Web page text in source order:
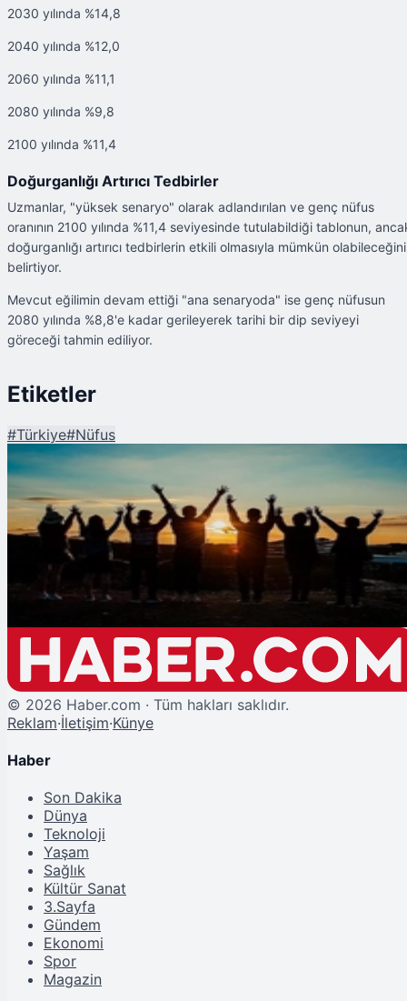
2030 yılında %14,8
2040 yılında %12,0
2060 yılında %11,1
2080 yılında %9,8
2100 yılında %11,4
Doğurganlığı Artırıcı Tedbirler
Uzmanlar, "yüksek senaryo" olarak adlandırılan ve genç nüfus
oranının 2100 yılında %11,4 seviyesinde tutulabildiği tablonun,
doğurganlığı artırıcı tedbirlerin etkili olmasıyla mümkün olabileceğini
belirtiyor.
Mevcut eğilimin devam ettiği "ana senaryoda" ise genç nüfusun
2080 yılında %8,8'e kadar gerileyerek tarihi bir dip seviyeyi
göreceği tahmin ediliyor.
Etiketler
#Türkiye#Nüfus
Şu An Okunan
Türkiye Yaşlanıyor mu? Genç Nüfus Oranında Tarihi Gerileme
© 2026 Haber.com · Tüm hakları saklıdır.
Reklam·İletişim·Künye
Haber
Son Dakika
Dünya
Teknoloji
Yaşam
Sağlık
Kültür Sanat
3.Sayfa
Gündem
Ekonomi
Spor
Magazin